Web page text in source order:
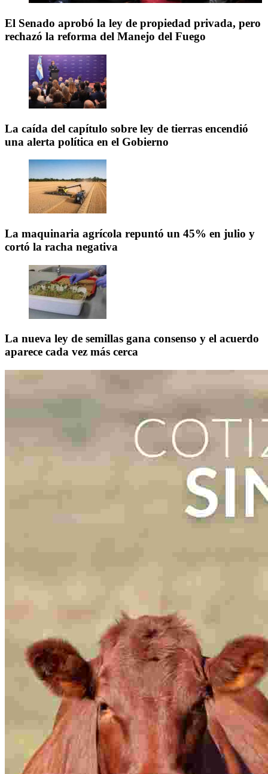
El Senado aprobó la ley de propiedad privada, pero
rechazó la reforma del Manejo del Fuego
La caída del capítulo sobre ley de tierras encendió
una alerta política en el Gobierno
La maquinaria agrícola repuntó un 45% en julio y
cortó la racha negativa
La nueva ley de semillas gana consenso y el acuerdo
aparece cada vez más cerca